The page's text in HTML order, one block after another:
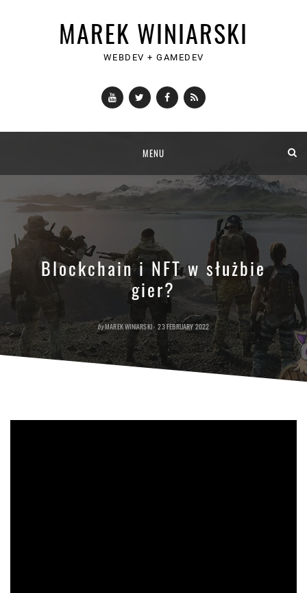
MAREK WINIARSKI
WEBDEV + GAMEDEV
YouTubeTwitterFacebook
RSS
content
MENU
Blockchain i NFT w służbie
gier?
byMAREK WINIARSKI POSTED
ON
23 FEBRUARY 2022